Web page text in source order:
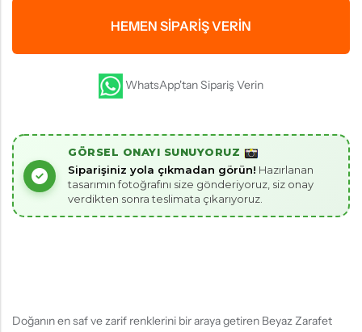
HEMEN SIPARIŞ VERIN
WhatsApp'tan Sipariş Verin
GÖRSEL ONAYI SUNUYORUZ
Siparişiniz yola çıkmadan görün! Hazırlanan
tasarımın fotoğrafını size gönderiyoruz, siz onay
verdikten sonra teslimata çıkarıyoruz.
Doğanın en saf ve zarif renklerini bir araya getiren Beyaz Zarafet